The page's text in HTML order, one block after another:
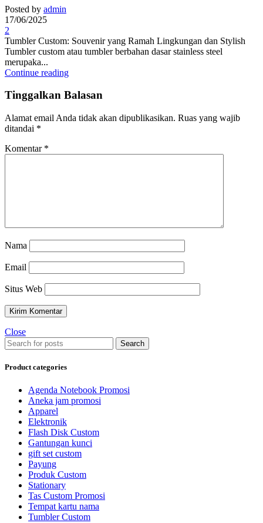
Posted by admin
17/06/2025
2
Tumbler Custom: Souvenir yang Ramah Lingkungan dan Stylish
Tumbler custom atau tumbler berbahan dasar stainless steel
merupaka...
Continue reading
Tinggalkan Balasan
Alamat email Anda tidak akan dipublikasikan. Ruas yang wajib
ditandai *
Komentar *
Nama
Email
Situs Web
Close
Search
Product categories
Agenda Notebook Promosi
Aneka jam promosi
Apparel
Elektronik
Flash Disk Custom
Gantungan kunci
gift set custom
Payung
Produk Custom
Stationary
Tas Custom Promosi
Tempat kartu nama
Tumbler Custom